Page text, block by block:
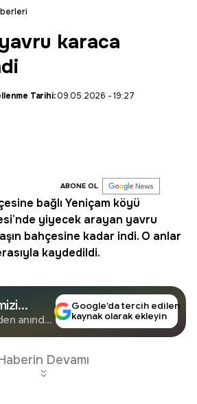
karaca
Tarihi:09.05.2026 - 19:27
ABONE OL
bağlı Yeniçam köyü
yiyecek arayan yavru
bahçesine kadar indi. O anlar
kaydedildi.
Takip
anında
Google’da tercih edilen
kaynak olarak ekleyin
Devamı